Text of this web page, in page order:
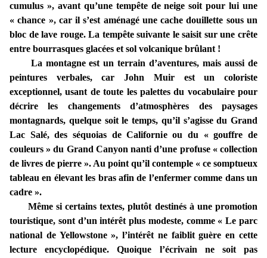
cumulus », avant qu’une tempête de neige soit pour lui une
« chance », car il s’est aménagé une cache douillette sous un
bloc de lave rouge. La tempête suivante le saisit sur une crête
entre bourrasques glacées et sol volcanique brûlant !
La montagne est un terrain d’aventures, mais aussi de
peintures verbales, car John Muir est un coloriste
exceptionnel, usant de toute les palettes du vocabulaire pour
décrire les changements d’atmosphères des paysages
montagnards, quelque soit le temps, qu’il s’agisse du Grand
Lac Salé, des séquoias de Californie ou du « gouffre de
couleurs » du Grand Canyon nanti d’une profuse « collection
de livres de pierre ». Au point qu’il contemple « ce somptueux
tableau en élevant les bras afin de l’enfermer comme dans un
cadre ».
Même si certains textes, plutôt destinés à une promotion
touristique, sont d’un intérêt plus modeste, comme « Le parc
national de Yellowstone », l’intérêt ne faiblit guère en cette
lecture encyclopédique. Quoique l’écrivain ne soit pas